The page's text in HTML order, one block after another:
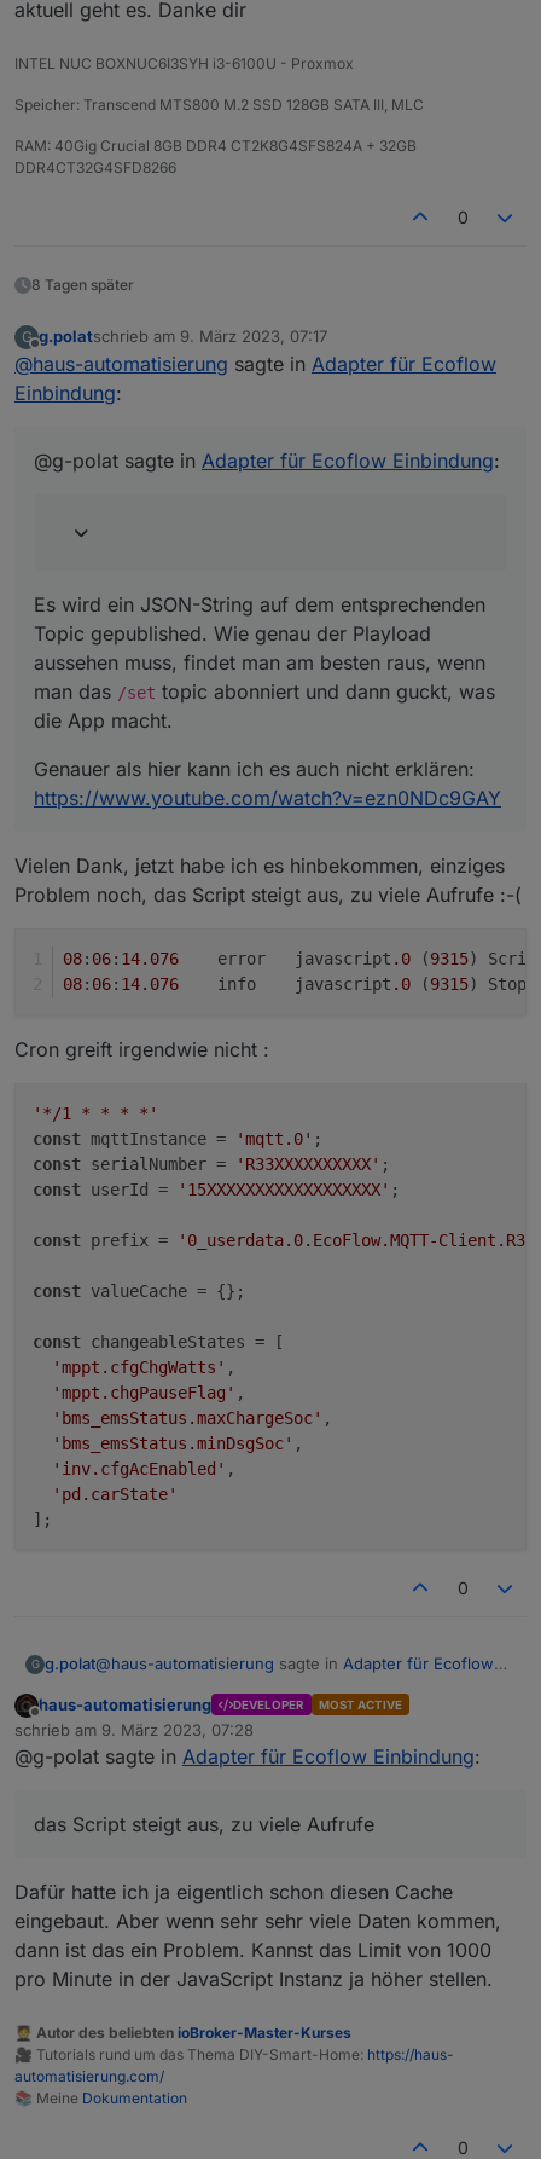
aktuell geht es. Danke dir
INTEL NUC BOXNUC6I3SYH i3-6100U - Proxmox
Speicher: Transcend MTS800 M.2 SSD 128GB SATA III, MLC
RAM: 40Gig Crucial 8GB DDR4 CT2K8G4SFS824A + 32GB
DDR4CT32G4SFD8266
0
8 Tagen später
G
Offline
g.polatschrieb am 9. März 2023, 07:17
zuletzt editiert von
@haus-automatisierung sagte in Adapter für Ecoflow
Einbindung:
@g-polat sagte in Adapter für Ecoflow Einbindung:
Es wird ein JSON-String auf dem entsprechenden
Topic gepublished. Wie genau der Playload
aussehen muss, findet man am besten raus, wenn
man das /set topic abonniert und dann guckt, was
die App macht.
Genauer als hier kann ich es auch nicht erklären:
https://www.youtube.com/watch?v=ezn0NDc9GAY
Vielen Dank, jetzt habe ich es hinbekommen, einziges
Problem noch, das Script steigt aus, zu viele Aufrufe :-(
08: 06: 14.076
	error	javascript
.0 (9315)
08: 06: 14.076
	info	javascript
.0 (9315) Stop
Cron greift irgendwie nicht :
'*/1 * * * *'
const mqttInstance = 'mqtt.0'
const serialNumber = 'R33XXXXXXXXXX'
const userId = '15XXXXXXXXXXXXXXXXXX' ;
const prefix = '0_userdata.0.EcoFlow.MQTT-
const valueCache = {};
const changeableStates = [
'mppt.cfgChgWatts' ,
'mppt.chgPauseFlag' ,
'bms_emsStatus.maxChargeSoc' ,
'bms_emsStatus.minDsgSoc' ,
'inv.cfgAcEnabled' ,
'pd.carState'
0
G g.polat@haus-automatisierung sagte in Adapter für Ecoflow
@g-polat sagte in
Einbindung:
Kann bitte nochmal jemand für dummy's
erklären wie wie genau die Schaltbefehle
Es wird ein JSON-String auf dem entsprechenden
Topic gepublished. Wie genau der Playload
aussehen muss, findet man am besten raus, wenn
man das/settopic abonniert und dann guckt,
Genauer als hier kann ich es auch nicht erklären:
https://www.youtube.com/watch?
v=ezn0NDc9GAY
Vielen Dank, jetzt habe ich es hinbekommen, einziges
08:06:14.076	error	javascript.0 (9315)
'*/1 * * * *'
const mqttInstance = 'mqtt.0';
const serialNumber = 'R33XXXXXXXXXX';
const userId = '15XXXXXXXXXXXXXXXXXX';
const valueCache = {};
Offline
haus-automatisierung DEVELOPER MOST ACTIVE
schrieb am 9. März 2023, 07:28
zuletzt editiert von
@g-polat sagte in Adapter für Ecoflow Einbindung:
das Script steigt aus, zu viele Aufrufe
Dafür hatte ich ja eigentlich schon diesen Cache
eingebaut. Aber wenn sehr sehr viele Daten kommen,
dann ist das ein Problem. Kannst das Limit von 1000
pro Minute in der JavaScript Instanz ja höher stellen.
🧑‍🎓 Autor des beliebten ioBroker-Master-Kurses
🎥 Tutorials rund um das Thema DIY-Smart-Home: https://haus-
automatisierung.com/
📚 Meine Dokumentation
0